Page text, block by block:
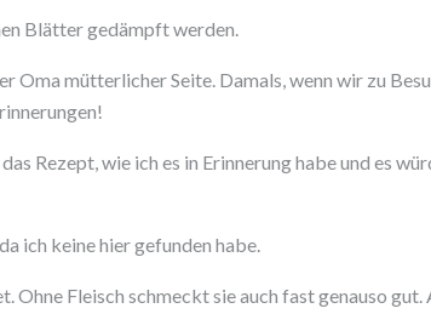
Blätter gedämpft werden.
Oma mütterlicher Seite. Damals, wenn wir zu
Rezept, wie ich es in Erinnerung habe und es
ich keine hier gefunden habe.
Fleisch schmeckt sie auch fast genauso